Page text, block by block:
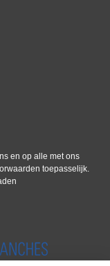
en op alle met ons
toepasselijk.